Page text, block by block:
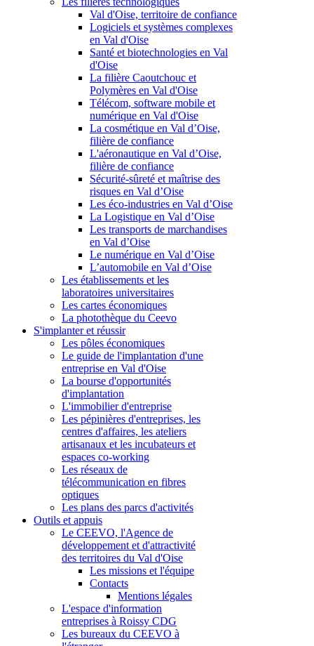
Val d'Oise, territoire de confiance
Logiciels et systèmes complexes
en Val d'Oise
Santé et biotechnologies en Val
d'Oise
La filière Caoutchouc et
Polymères en Val d'Oise
Télécom, software mobile et
numérique en Val d'Oise
La cosmétique en Val d’Oise,
filière de confiance
L'aéronautique en Val d’Oise,
filière de confiance
Sécurité-sûreté et maîtrise des
risques en Val d’Oise
Les éco-industries en Val d’Oise
La Logistique en Val d’Oise
Les transports de marchandises
en Val d’Oise
Le numérique en Val d’Oise
L’automobile en Val d’Oise
Les établissements et les
laboratoires universitaires
Les cartes économiques
La photothèque du Ceevo
S'implanter et réussir
Les pôles économiques
Le guide de l'implantation d'une
entreprise en Val d'Oise
La bourse d'opportunités
d'implantation
L'immobilier d'entreprise
Les pépinières d'entreprises, les
centres d'affaires, les ateliers
artisanaux et les incubateurs et
espaces co-working
Les réseaux de
télécommunication en fibres
optiques
Les plans des parcs d'activités
Outils et appuis
Le CEEVO, l'Agence de
développement et d'attractivité
des territoires du Val d'Oise
Les missions et l'équipe
Contacts
Mentions légales
L'espace d'information
entreprises à Roissy CDG
Les bureaux du CEEVO à